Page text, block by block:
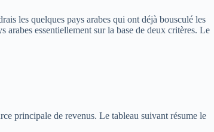
les quelques pays arabes qui ont déjà bousculé les
essentiellement sur la base de deux critères. Le
principale de revenus. Le tableau suivant résume le